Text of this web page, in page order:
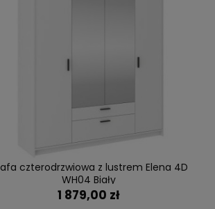
czterodrzwiowa z lustrem Elena 4D
WH04 Biały
1 879,00 zł